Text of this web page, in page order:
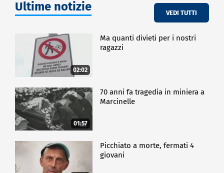
Ultime notizie VEDI TUTTI
02:02
Ma quanti divieti per i nostri
ragazzi
01:57
70 anni fa tragedia in miniera a
Marcinelle
Picchiato a morte, fermati 4
giovani